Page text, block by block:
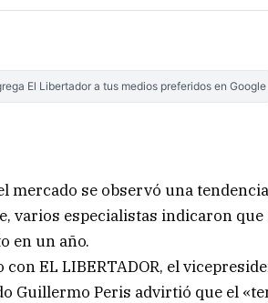
El Libertador a tus medios preferidos en Google
mercado se observó una
varios especialistas indicaron
en un año.
con EL LIBERTADOR, el
Guillermo Peris advirtió que el